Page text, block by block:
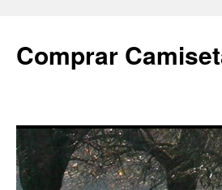
Comprar